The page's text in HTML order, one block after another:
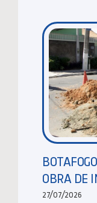
OBRA DE
27/07/2026